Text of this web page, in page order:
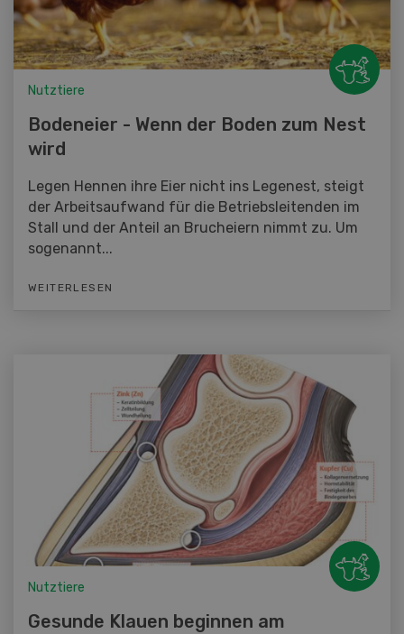
Nutztiere
Bodeneier - Wenn der Boden zum Nest
wird
Legen Hennen ihre Eier nicht ins Legenest, steigt
der Arbeitsaufwand für die Betriebsleitenden im
Stall und der Anteil an Brucheiern nimmt zu. Um
sogenannt...
WEITERLESEN
Nutztiere
Gesunde Klauen beginnen am